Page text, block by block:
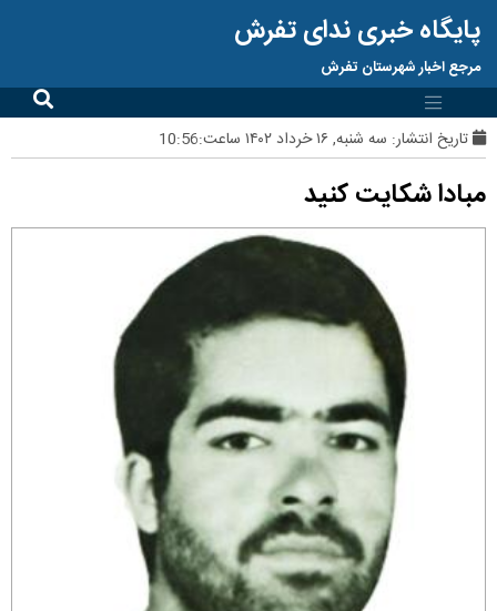
پایگاه خبری ندای تفرش
مرجع اخبار شهرستان تفرش
تاریخ انتشار: سه شنبه, ۱۶ خرداد ۱۴۰۲ ساعت:10:56
مبادا شکایت کنید